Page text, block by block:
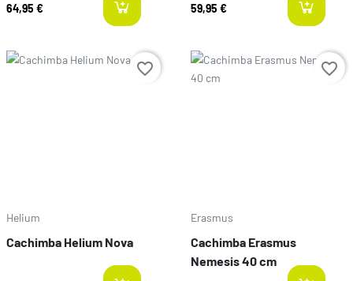
64,95 € last-items
59,95 €
Prix
Helium
Cachimba Helium Nova
favorite_border Prix
Erasmus
Cachimba Erasmus
Nemesis 40 cm
favorite_border